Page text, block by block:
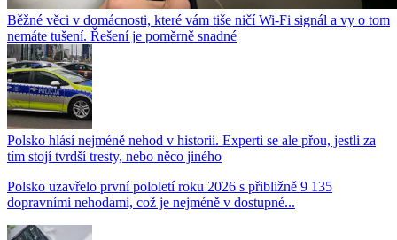
Běžné věci v domácnosti, které vám tiše ničí Wi-Fi signál a vy o tom
nemáte tušení. Řešení je poměrně snadné
Polsko hlásí nejméně nehod v historii. Experti se ale přou, jestli za
tím stojí tvrdší tresty, nebo něco jiného
Polsko uzavřelo první pololetí roku 2026 s přibližně 9 135
dopravními nehodami, což je nejméně v dostupné...